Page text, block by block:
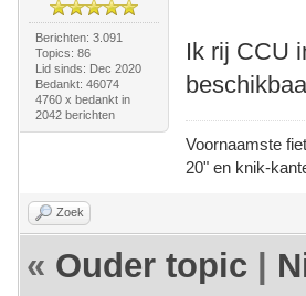
Berichten: 3.091
Topics: 86
Lid sinds: Dec 2020
Bedankt: 46074
4760 x bedankt in
2042 berichten
Ik rij CCU
Voornaamste
20" en knik-
Zoek
« Ouder topic